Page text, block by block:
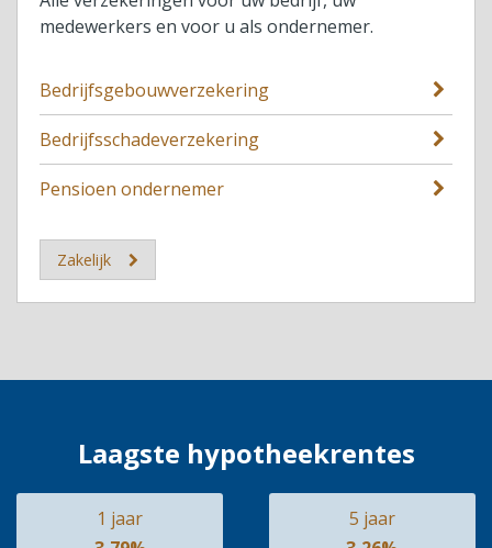
medewerkers en voor u als ondernemer.
Bedrijfsgebouwverzekering
Bedrijfsschadeverzekering
Pensioen ondernemer
Zakelijk
Laagste hypotheekrentes
1 jaar
5 jaar